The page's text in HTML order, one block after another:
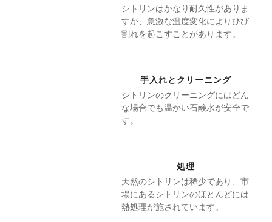
シトリンはかなり耐久性がありま
すが、急激な温度変化によりひび
割れを起こすことがあります。
手入れとクリーニング
シトリンのクリーニングにはどん
な場合でも温かい石鹸水が安全で
す。
処理
天然のシトリンは稀少であり、市
場にあるシトリンのほとんどには
熱処理が施されています。